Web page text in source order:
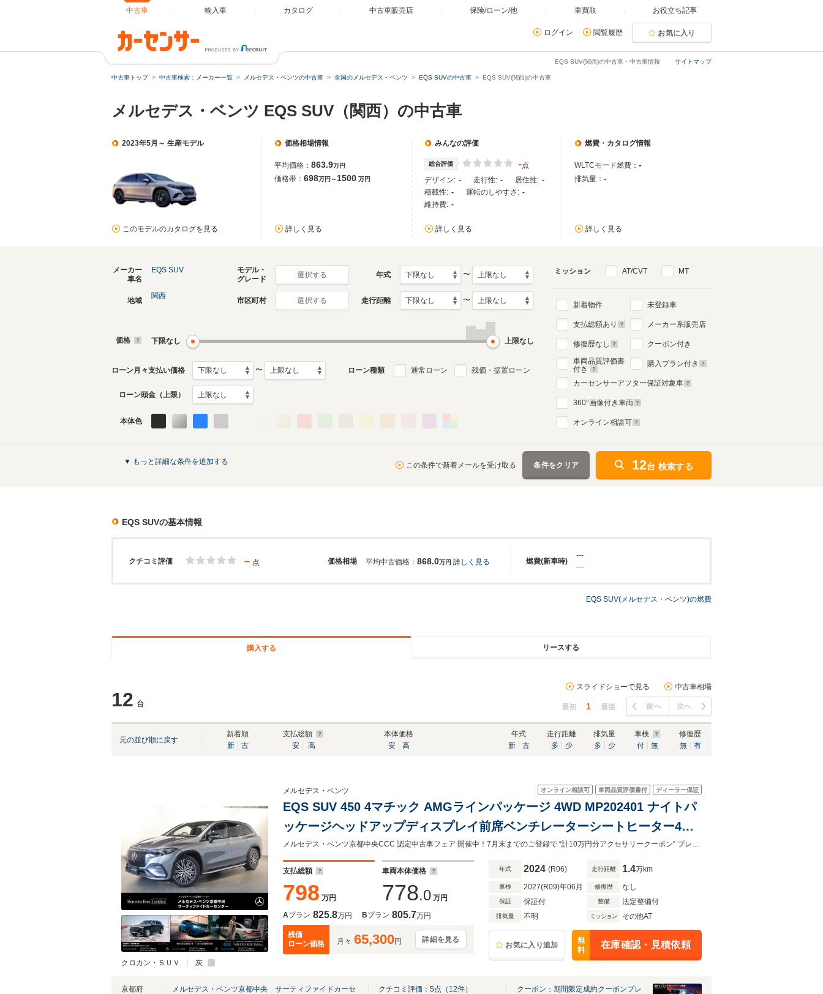
中古車 輸入車 カタログ 中古車販売店 保険/ローン/他 車買取 お役立ち記事
ログイン 閲覧履歴 お気に入り
サイトマップ
EQS SUV(関西)の中古車・中古車情報
中古車トップ 中古車検索：メーカー一覧 メルセデス・ベンツの中古車 全国のメルセデス・ベンツ EQS SUVの中古車 EQS SUV(関西)の中古車
メルセデス・ベンツ EQS SUV（関西）の中古車
2023年5月～ 生産モデル
このモデルのカタログを見る
価格相場情報
平均価格： 863.9万円
価格帯： 698万円～1500 万円
詳しく見る
みんなの評価
総合評価 -点
デザイン: - 走行性: - 居住性: -
積載性: - 運転のしやすさ: -
維持費: -
詳しく見る
燃費・カタログ情報
WLTCモード燃費： -
排気量： -
詳しく見る
メーカー
車名
EQS SUV
モデル・
グレード
選択する 年式 〜
地域
関西
市区町村 選択する 走行距離 〜
価格 下限なし 上限なし
ローン月々支払い価格 〜 ローン種類 通常ローン 残価・据置ローン
ローン頭金（上限）
本体色
ミッション AT/CVT MT
新着物件
支払総額あり
修復歴なし
車両品質評価書
付き
未登録車
メーカー系販売店
クーポン付き
購入プラン付き
カーセンサーアフター保証対象車
360°画像付き車両
オンライン相談可
▼ もっと詳細な条件を追加する この条件で新着メールを受け取る 条件をクリア 12台 検索する
EQS SUVの基本情報
クチコミ評価 価格相場 燃費(新車時)
－ 点 平均中古価格： 868.0万円 詳しく見る
---
---
EQS SUV(メルセデス・ベンツ)の燃費
購入する リースする
12 台
スライドショーで見る 中古車相場
最初 1 最後 前へ 次へ
元の並び順に戻す
新着順
新
古
支払総額
安
高
本体価格
安
高
年式
新
古
走行距離
多
少
排気量
多
少
車検
付
無
修復歴
無
有
クロカン・ＳＵＶ 灰
オンライン相談可 車両品質評価書付 ディーラー保証
メルセデス・ベンツ
EQS SUV 450 4マチック AMGラインパッケージ 4WD MP202401 ナイトパ
ッケージヘッドアップディスプレイ前席ベンチレーターシートヒーター4席
21インチ純正AWブルメスター3Dサラウンドサウンドシステム
メルセデス・ベンツ京都中央CCC 認定中古車フェア 開催中！7月末までのご登録で “計10万円分アクセサリークーポン” プレゼント！ご検討中の方にお得なチャンス！
支払総額
798 万円
車両本体価格
778.0 万円
Aプラン 825.8万円 Bプラン 805.7万円
残価
ローン価格
月々 65,300円 詳細を見る
年式 2024 (R06) 走行距離 1.4万km
車検 2027(R09)年06月 修復歴 なし
保証 保証付 整備 法定整備付
排気量 不明 ミッション その他AT
お気に入り追加
無
料
在庫確認・見積依頼
京都府
メルセデス・ベンツ京都中央 サーティファイドカーセ
クチコミ評価： 5点（ 12件）
クーポン：期間限定成約クーポンプレ